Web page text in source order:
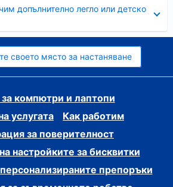
допълнително легло или детско
своето място за настаняване
компютри и лаптопи
услугата
Как работим
за поверителност
настройките за бисквитки
препоръки